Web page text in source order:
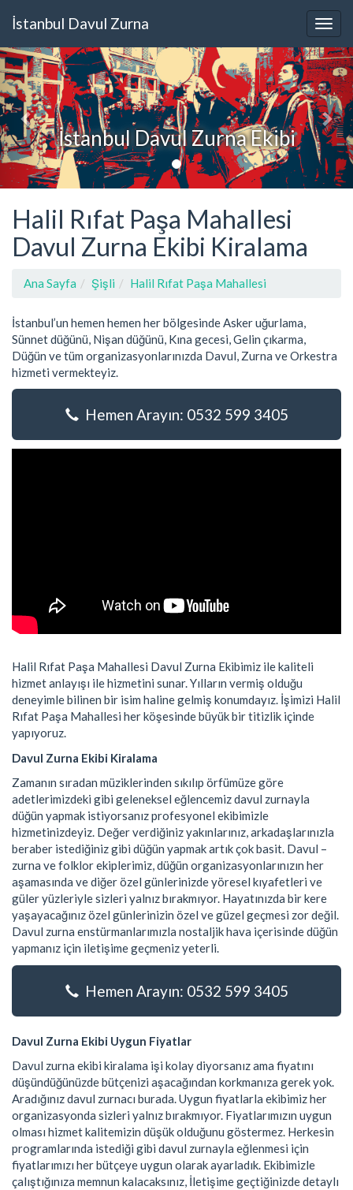
İstanbul Davul Zurna
İstanbul Davul Zurna Ekibi
Halil Rıfat Paşa Mahallesi
Davul Zurna Ekibi Kiralama
Ana Sayfa Şişli Halil Rıfat Paşa Mahallesi
İstanbul’un hemen hemen her bölgesinde Asker uğurlama,
Sünnet düğünü, Nişan düğünü, Kına gecesi, Gelin çıkarma,
Düğün ve tüm organizasyonlarınızda Davul, Zurna ve Orkestra
hizmeti vermekteyiz.
Hemen Arayın: 0532 599 3405
Halil Rıfat Paşa Mahallesi Davul Zurna Ekibimiz ile kaliteli
hizmet anlayışı ile hizmetini sunar. Yılların vermiş olduğu
deneyimle bilinen bir isim haline gelmiş konumdayız. İşimizi Halil
Rıfat Paşa Mahallesi her köşesinde büyük bir titizlik içinde
yapıyoruz.
Davul Zurna Ekibi Kiralama
Zamanın sıradan müziklerinden sıkılıp örfümüze göre
adetlerimizdeki gibi geleneksel eğlencemiz davul zurnayla
düğün yapmak istiyorsanız profesyonel ekibimizle
hizmetinizdeyiz. Değer verdiğiniz yakınlarınız, arkadaşlarınızla
beraber istediğiniz gibi düğün yapmak artık çok basit. Davul –
zurna ve folklor ekiplerimiz, düğün organizasyonlarınızın her
aşamasında ve diğer özel günlerinizde yöresel kıyafetleri ve
güler yüzleriyle sizleri yalnız bırakmıyor. Hayatınızda bir kere
yaşayacağınız özel günlerinizin özel ve güzel geçmesi zor değil.
Davul zurna enstürmanlarımızla nostaljik hava içerisinde düğün
yapmanız için iletişime geçmeniz yeterli.
Hemen Arayın: 0532 599 3405
Davul Zurna Ekibi Uygun Fiyatlar
Davul zurna ekibi kiralama işi kolay diyorsanız ama fiyatını
düşündüğünüzde bütçenizi aşacağından korkmanıza gerek yok.
Aradığınız davul zurnacı burada. Uygun fiyatlarla ekibimiz her
organizasyonda sizleri yalnız bırakmıyor. Fiyatlarımızın uygun
olması hizmet kalitemizin düşük olduğunu göstermez. Herkesin
programlarında istediği gibi davul zurnayla eğlenmesi için
fiyatlarımızı her bütçeye uygun olarak ayarladık. Ekibimizle
çalıştığınıza memnun kalacaksınız, İletişime geçtiğinizde detaylı